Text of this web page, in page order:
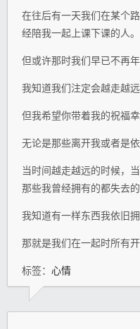
在往后有一天我们在某个
经陪我一起上课下课的人。
但或许那时我们早已不再年
我知道我们注定会越走越远
但我希望你带着我的祝福
无论是那些离开我或者是
当时间越走越远的时候，
那些我曾经拥有的都失去的
我知道有一样东西我依旧
那就是我们在一起时所有
标签： 心情